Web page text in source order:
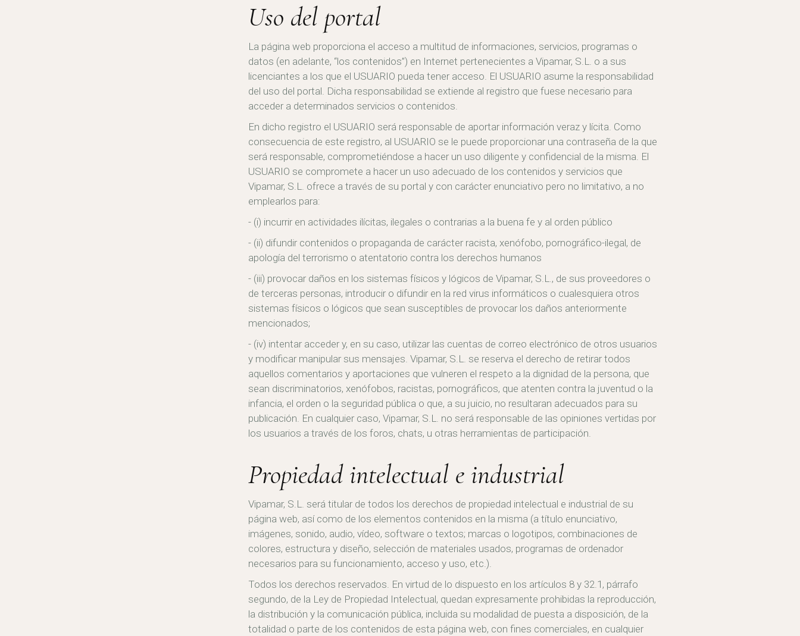
Uso del portal
La página web proporciona el acceso a multitud de informaciones, servicios, programas o
datos (en adelante, “los contenidos”) en Internet pertenecientes a Vipamar, S.L. o a sus
licenciantes a los que el USUARIO pueda tener acceso. El USUARIO asume la responsabilidad
del uso del portal. Dicha responsabilidad se extiende al registro que fuese necesario para
acceder a determinados servicios o contenidos.
En dicho registro el USUARIO será responsable de aportar información veraz y lícita. Como
consecuencia de este registro, al USUARIO se le puede proporcionar una contraseña de la que
será responsable, comprometiéndose a hacer un uso diligente y confidencial de la misma. El
USUARIO se compromete a hacer un uso adecuado de los contenidos y servicios que
Vipamar, S.L. ofrece a través de su portal y con carácter enunciativo pero no limitativo, a no
emplearlos para:
(i) incurrir en actividades ilícitas, ilegales o contrarias a la buena fe y al orden público
(ii) difundir contenidos o propaganda de carácter racista, xenófobo, pornográfico-ilegal, de
apología del terrorismo o atentatorio contra los derechos humanos
(iii) provocar daños en los sistemas físicos y lógicos de Vipamar, S.L., de sus proveedores o
de terceras personas, introducir o difundir en la red virus informáticos o cualesquiera otros
sistemas físicos o lógicos que sean susceptibles de provocar los daños anteriormente
mencionados;
(iv) intentar acceder y, en su caso, utilizar las cuentas de correo electrónico de otros usuarios
y modificar manipular sus mensajes. Vipamar, S.L. se reserva el derecho de retirar todos
aquellos comentarios y aportaciones que vulneren el respeto a la dignidad de la persona, que
sean discriminatorios, xenófobos, racistas, pornográficos, que atenten contra la juventud o la
infancia, el orden o la seguridad pública o que, a su juicio, no resultaran adecuados para su
publicación. En cualquier caso, Vipamar, S.L. no será responsable de las opiniones vertidas por
los usuarios a través de los foros, chats, u otras herramientas de participación.
Propiedad intelectual e industrial
Vipamar, S.L. será titular de todos los derechos de propiedad intelectual e industrial de su
página web, así como de los elementos contenidos en la misma (a título enunciativo,
imágenes, sonido, audio, vídeo, software o textos; marcas o logotipos, combinaciones de
colores, estructura y diseño, selección de materiales usados, programas de ordenador
necesarios para su funcionamiento, acceso y uso, etc.).
Todos los derechos reservados. En virtud de lo dispuesto en los artículos 8 y 32.1, párrafo
segundo, de la Ley de Propiedad Intelectual, quedan expresamente prohibidas la reproducción,
la distribución y la comunicación pública, incluida su modalidad de puesta a disposición, de la
totalidad o parte de los contenidos de esta página web, con fines comerciales, en cualquier